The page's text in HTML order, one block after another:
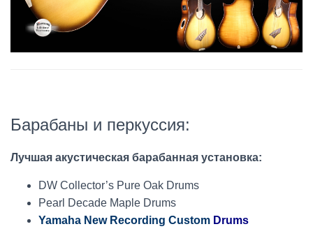
Барабаны и перкуссия:
Лучшая акустическая барабанная установка:
DW Collector’s Pure Oak Drums
Pearl Decade Maple Drums
Yamaha New Recording Custom Drums